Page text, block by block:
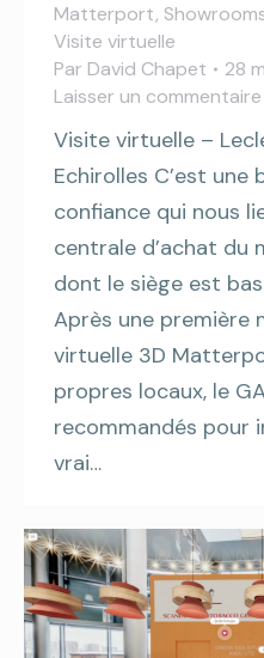
Matterport,
Visite virtuelle
Par David Chapet
28
Laisser un commentaire
Visite virtuelle –
Echirolles C’est une
confiance qui nous
centrale d’achat du
dont le siège est
Après une première
virtuelle 3D
propres locaux, le
recommandés pour
vrai…